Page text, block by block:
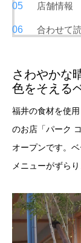
店舗情報
合わせて
さわやかな
色をそえる
福井の食材を使
のお店「パーク
オープンです。
メニューがずら